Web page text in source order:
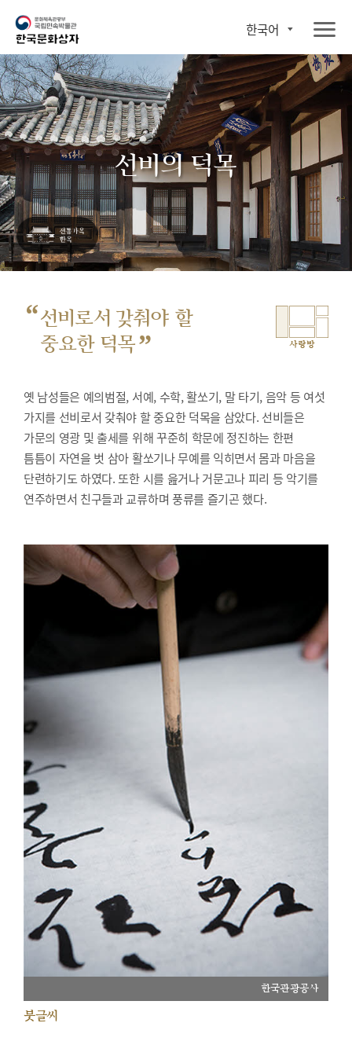
한국어
선비의 덕목
“선비로서 갖춰야 할
중요한 덕목” 사랑방
옛 남성들은 예의범절, 서예, 수학, 활쏘기, 말 타기, 음악 등 여섯
가지를 선비로서 갖춰야 할 중요한 덕목을 삼았다. 선비들은
가문의 영광 및 출세를 위해 꾸준히 학문에 정진하는 한편
틈틈이 자연을 벗 삼아 활쏘기나 무예를 익히면서 몸과 마음을
단련하기도 하였다. 또한 시를 읊거나 거문고나 피리 등 악기를
연주하면서 친구들과 교류하며 풍류를 즐기곤 했다.
한국관광공사
붓글씨